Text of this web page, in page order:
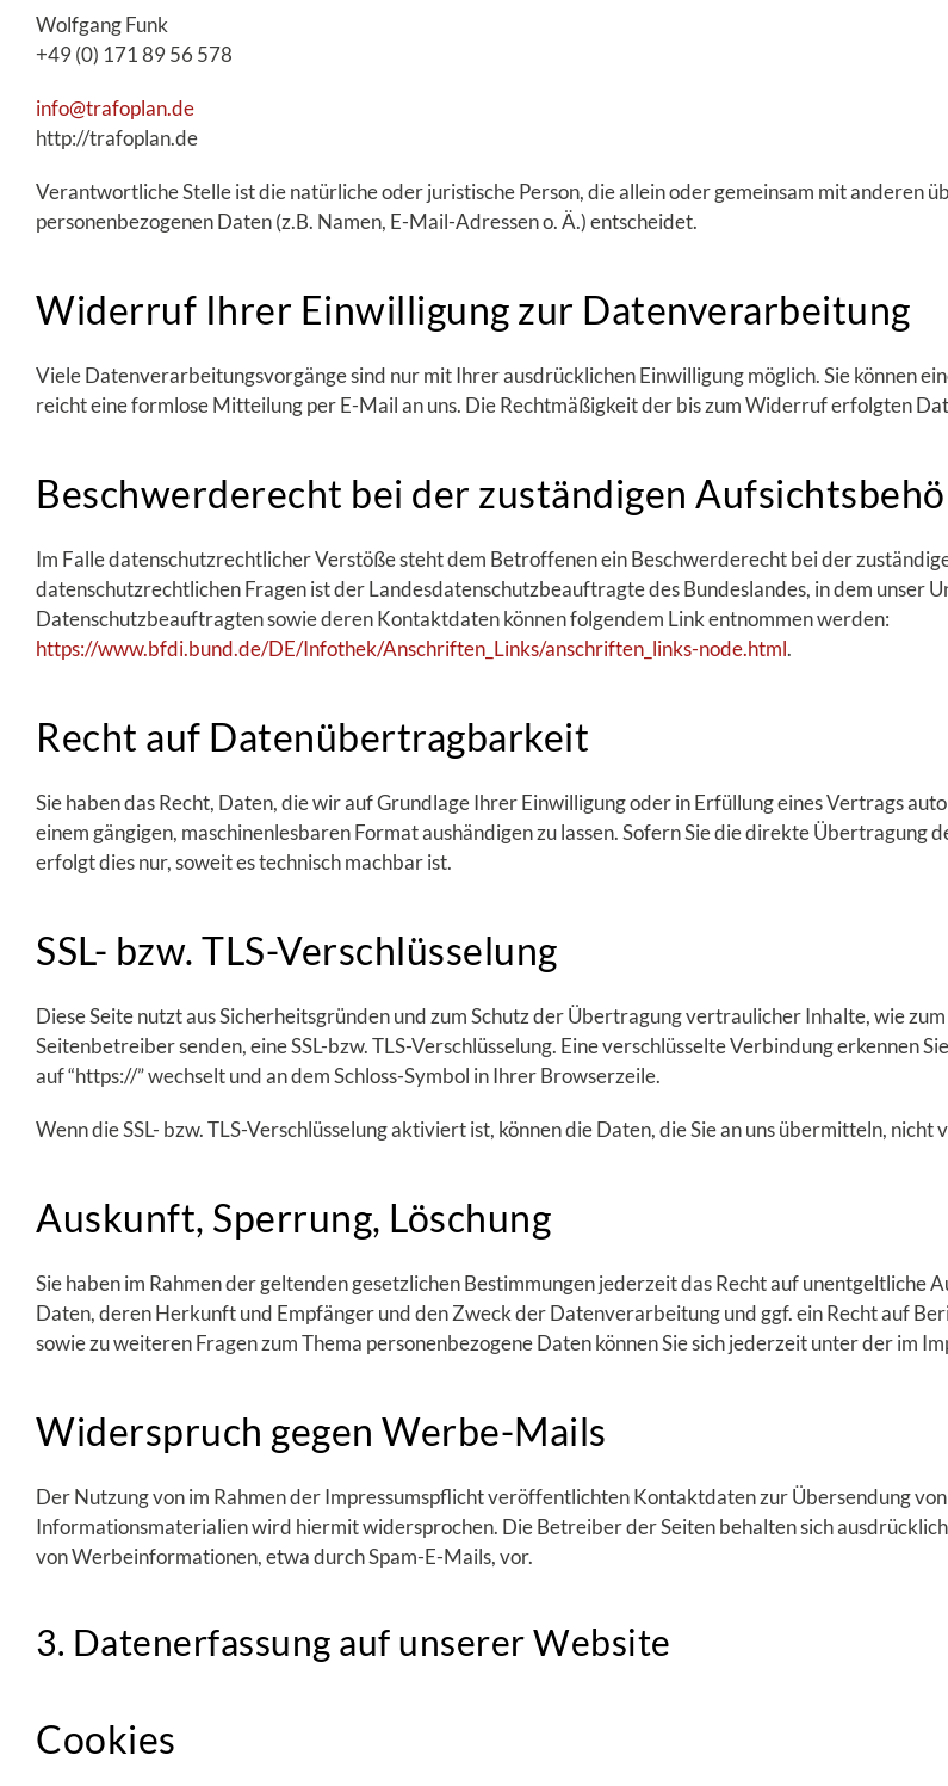
Wolfgang Funk
+49 (0) 171 89 56 578
info@trafoplan.de
http://trafoplan.de
Verantwortliche Stelle ist die natürliche oder juristische Person, die allein oder gemeinsam mit anderen
personenbezogenen Daten (z.B. Namen, E-Mail-Adressen o. Ä.) entscheidet.
Widerruf Ihrer Einwilligung zur Datenverarbeitung
Viele Datenverarbeitungsvorgänge sind nur mit Ihrer ausdrücklichen Einwilligung möglich. Sie können
reicht eine formlose Mitteilung per E-Mail an uns. Die Rechtmäßigkeit der bis zum Widerruf erfolgten
Beschwerderecht bei der zuständigen
Im Falle datenschutzrechtlicher Verstöße steht dem Betroffenen ein Beschwerderecht bei der
datenschutzrechtlichen Fragen ist der Landesdatenschutzbeauftragte des Bundeslandes, in dem unser
Datenschutzbeauftragten sowie deren Kontaktdaten können folgendem Link entnommen werden:
https://www.bfdi.bund.de/DE/Infothek/Anschriften_Links/anschriften_links-node.html.
Recht auf Datenübertragbarkeit
Sie haben das Recht, Daten, die wir auf Grundlage Ihrer Einwilligung oder in Erfüllung eines Vertrags
einem gängigen, maschinenlesbaren Format aushändigen zu lassen. Sofern Sie die direkte
erfolgt dies nur, soweit es technisch machbar ist.
SSL- bzw. TLS-Verschlüsselung
Diese Seite nutzt aus Sicherheitsgründen und zum Schutz der Übertragung vertraulicher Inhalte, wie
Seitenbetreiber senden, eine SSL-bzw. TLS-Verschlüsselung. Eine verschlüsselte Verbindung erkennen
auf “https://” wechselt und an dem Schloss-Symbol in Ihrer Browserzeile.
Wenn die SSL- bzw. TLS-Verschlüsselung aktiviert ist, können die Daten, die Sie an uns übermitteln,
Auskunft, Sperrung, Löschung
Sie haben im Rahmen der geltenden gesetzlichen Bestimmungen jederzeit das Recht auf unentgeltliche
Daten, deren Herkunft und Empfänger und den Zweck der Datenverarbeitung und ggf. ein Recht auf
sowie zu weiteren Fragen zum Thema personenbezogene Daten können Sie sich jederzeit unter der im
Widerspruch gegen Werbe-Mails
Der Nutzung von im Rahmen der Impressumspflicht veröffentlichten Kontaktdaten zur Übersendung
Informationsmaterialien wird hiermit widersprochen. Die Betreiber der Seiten behalten sich
von Werbeinformationen, etwa durch Spam-E-Mails, vor.
3. Datenerfassung auf unserer Website
Cookies